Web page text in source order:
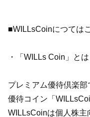
■WILLsCoinにつては
・「WILLs Coin」とは
プレミアム優待倶楽
優待コイン「
WILLsCoinは個人株主